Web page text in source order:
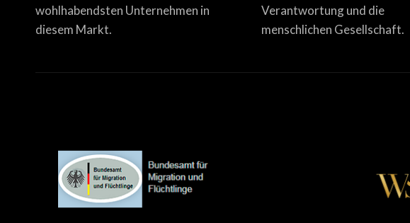
wohlhabendsten Unternehmen in
diesem Markt.
Verantwortung und die
menschlichen Gesellschaft.